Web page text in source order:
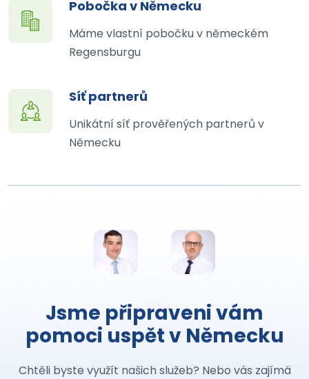
Pobočka v Německu
Máme vlastní pobočku v německém
Regensburgu
Síť partnerů
Unikátní síť prověřených partnerů v
Německu
Jsme připraveni vám
pomoci uspět v Německu
Chtěli byste využít našich služeb? Nebo vás zajímá